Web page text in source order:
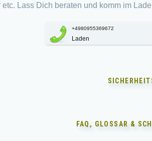
etc. Lass Dich beraten und komm im
+4980955369672
Laden
FAQ, GLOSSAR &